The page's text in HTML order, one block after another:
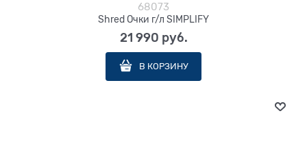
68073
Shred Очки г/л SIMPLIFY
21 990 руб.
В КОРЗИНУ